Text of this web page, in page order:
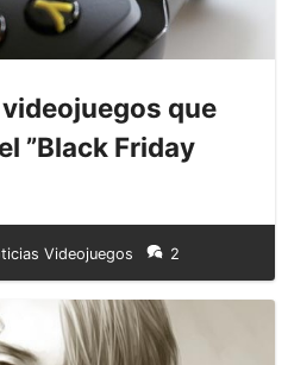
que
”Black Friday
Videojuegos 2